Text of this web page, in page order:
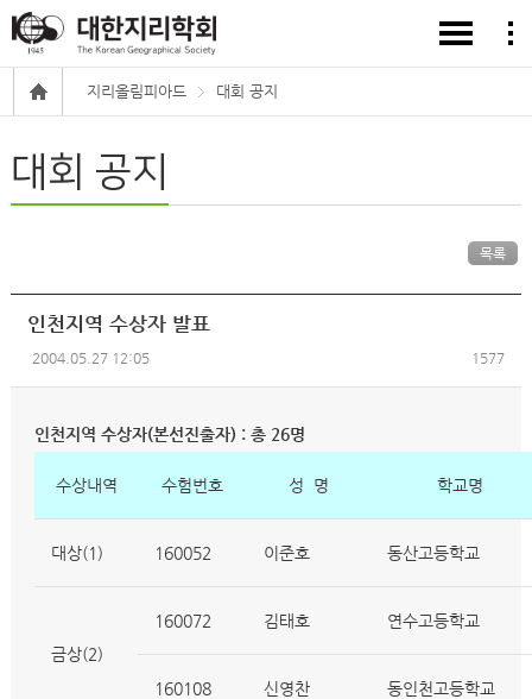
지리올림피아드 대회 공지
대회 공지
목록
인천지역 수상자 발표
2004.05.27 12:05 1577
인천지역 수상자(본선진출자) : 총 26명
수상내역 수험번호 성 명 학교명
대상(1) 160052 이준호 동산고등학교
금상(2)
160072 김태호 연수고등학교
160108 신영찬 동인천고등학교